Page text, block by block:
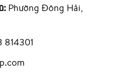
Phường Đông Hải,